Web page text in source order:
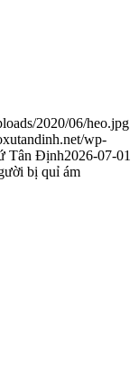
2020/06/heo.jpg
wp-
Tân Định2026-07-01
bị quỉ ám